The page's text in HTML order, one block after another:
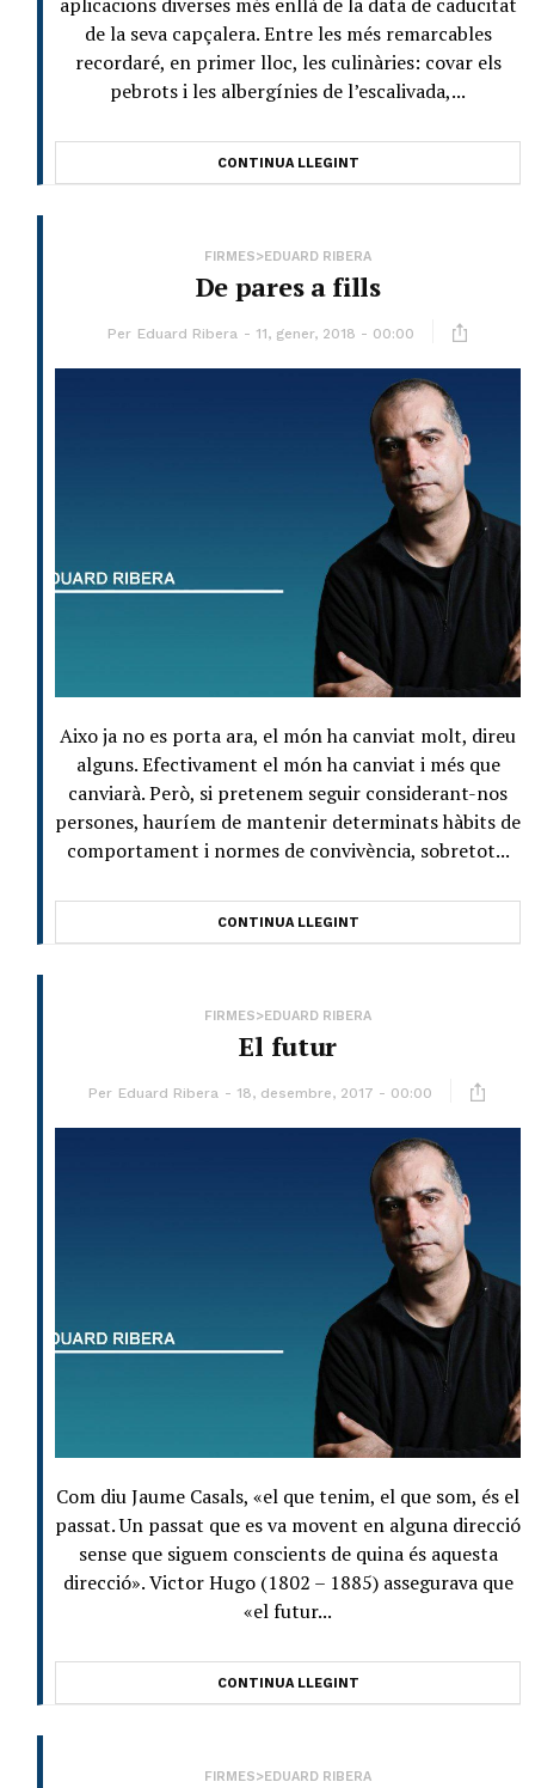
de la seva capçalera. Entre les més remarcables
recordaré, en primer lloc, les culinàries: covar els
pebrots i les albergínies de l’escalivada,...
CONTINUA LLEGINT
FIRMES>EDUARD RIBERA
De pares a fills
Per Eduard Ribera 11, gener, 2018 - 00:00
Aixo ja no es porta ara, el món ha canviat molt, direu
alguns. Efectivament el món ha canviat i més que
canviarà. Però, si pretenem seguir considerant-nos
persones, hauríem de mantenir determinats hàbits de
comportament i normes de convivència, sobretot...
CONTINUA LLEGINT
FIRMES>EDUARD RIBERA
El futur
Per Eduard Ribera 18, desembre, 2017 - 00:00
Com diu Jaume Casals, «el que tenim, el que som, és el
passat. Un passat que es va movent en alguna direcció
sense que siguem conscients de quina és aquesta
direcció». Victor Hugo (1802 – 1885) assegurava que
«el futur...
CONTINUA LLEGINT
FIRMES>EDUARD RIBERA